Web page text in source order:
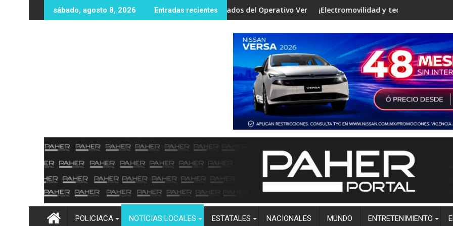
al
sábado, agosto 8, 2026 Entradas recientes
sin vida en zona rural de Mocorito; autoridades realizan las investigaciones
Destacan buenos resultados del Operativo Verano Seguro en mesa de Construcción de Paz,
¡Electromovilidad y tecnología de punta! Vincula la
POLICIACA NOTICIAS LOCALES ESTATALES NACIONALES MUNDO ENTRETENIMIENTO